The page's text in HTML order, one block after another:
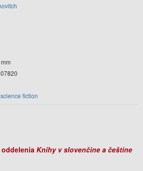
fiction
Knihy v slovenčine a češtine